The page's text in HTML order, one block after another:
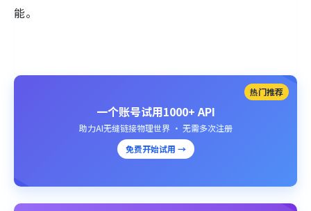
能。
热门推荐
一个账号试用1000+ API
助力AI无缝链接物理世界 · 无需多次注册
免费开始试用 →